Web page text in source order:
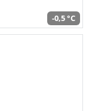
-0,5 °C